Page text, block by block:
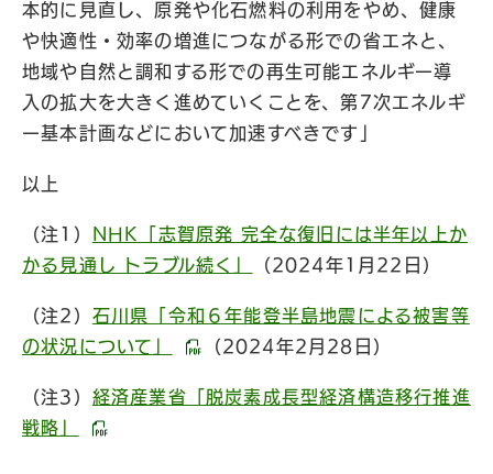
本的に見直し、原発や化石燃料の利用をやめ、健康
や快適性・効率の増進につながる形での省エネと、
地域や自然と調和する形での再生可能エネルギー導
入の拡大を大きく進めていくことを、第7次エネルギ
ー基本計画などにおいて加速すべきです」
以上
（注1）
NHK「志賀原発 完全な復旧には半年以上か
かる見通し トラブル続く」
（2024年1月22日）
（注2） 石川県「令和６年能登半島地震による被害等
の状況について」
（2024年2月28日）
（注3） 経済産業省「脱炭素成長型経済構造移行推進
戦略」